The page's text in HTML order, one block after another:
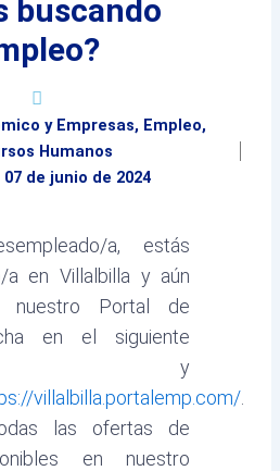
buscando
y Empresas, Empleo,
Humanos
de junio de 2024
a, estás
a en Villalbilla y aún
nuestro Portal de
en el siguiente
y
villalbilla.portalemp.com/.
las ofertas de
en nuestro